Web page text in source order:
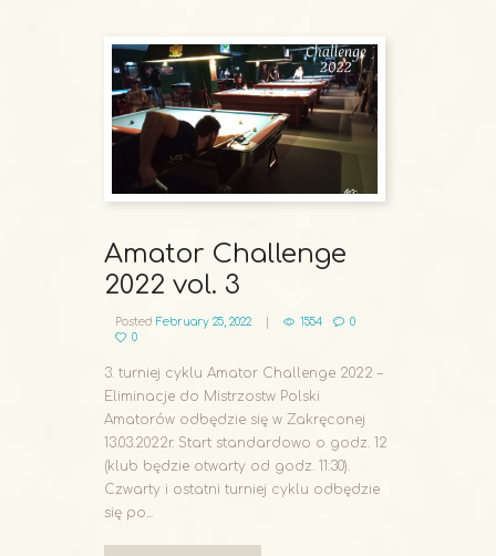
Amator Challenge
2022 vol. 3
Posted February 25, 2022 1554
0
0
3. turniej cyklu Amator Challenge 2022 –
Eliminacje do Mistrzostw Polski
Amatorów odbędzie się w Zakręconej
13.03.2022r. Start standardowo o godz. 12
(klub będzie otwarty od godz. 11:30).
Czwarty i ostatni turniej cyklu odbędzie
się po...